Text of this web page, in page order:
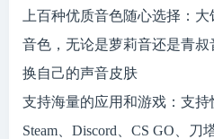
上百种优质音色随心选择：
音色，无论是萝莉音还是青
换自己的声音皮肤
支持海量的应用和游戏：支持
Steam、Discord、CS GO、刀